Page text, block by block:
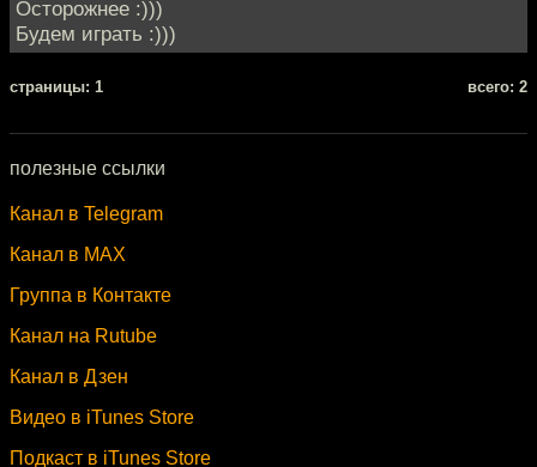
Осторожнее :)))
Будем играть :)))
cтраницы: 1 всего: 2
полезные ссылки
Канал в Telegram
Канал в MAX
Группа в Контакте
Канал на Rutube
Канал в Дзен
Видео в iTunes Store
Подкаст в iTunes Store